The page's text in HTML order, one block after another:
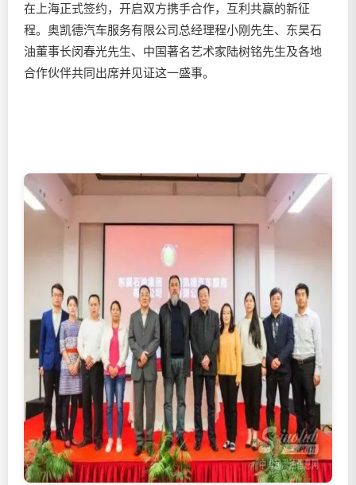
在上海正式签约，开启双方携手合作，互利共赢的新征
程。奥凯德汽车服务有限公司总经理程小刚先生、东昊石
油董事长闵春光先生、中国著名艺术家陆树铭先生及各地
合作伙伴共同出席并见证这一盛事。